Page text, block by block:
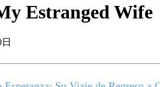
Estranged Wife